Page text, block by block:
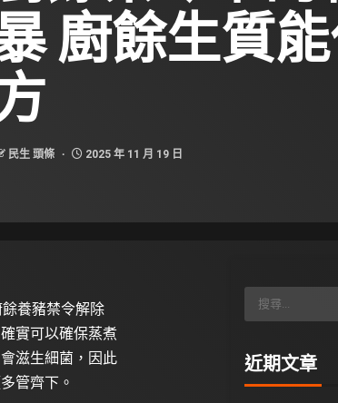
廚餘生質
民生 頭條 2025 年 11 月 19 日
養豬禁令解除
實可以確保蒸煮
滋生細菌，因此
管齊下。
近期文章